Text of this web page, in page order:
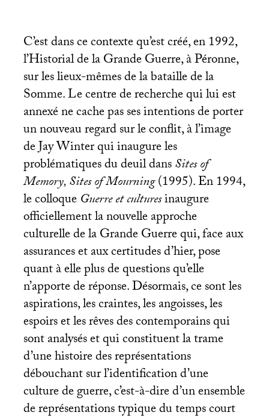
C’est dans ce contexte qu’est créé, en 1992,
l’Historial de la Grande Guerre, à Péronne,
sur les lieux-mêmes de la bataille de la
Somme. Le centre de recherche qui lui est
annexé ne cache pas ses intentions de porter
un nouveau regard sur le conflit, à l’image
de Jay Winter qui inaugure les
problématiques du deuil dansSites of
Memory, Sites of Mourning(1995). En 1994,
le colloqueGuerre et culturesinaugure
officiellement la nouvelle approche
culturelle de la Grande Guerre qui, face aux
assurances et aux certitudes d’hier, pose
quant à elle plus de questions qu’elle
n’apporte de réponse. Désormais, ce sont les
aspirations, les craintes, les angoisses, les
espoirs et les rêves des contemporains qui
sont analysés et qui constituent la trame
d’une histoire des représentations
débouchant sur l’identification d’une
culture de guerre, c’est-à-dire d’un ensemble
de représentations typique du temps court